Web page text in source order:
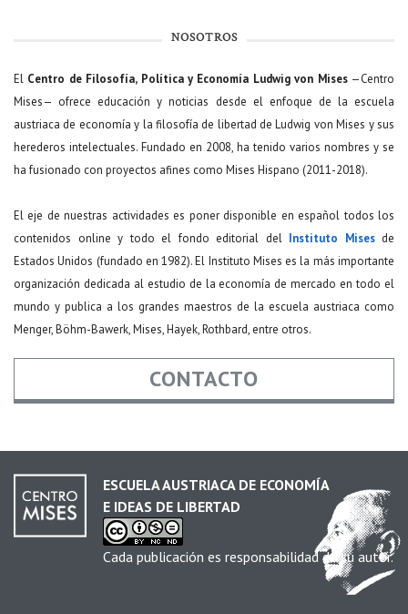
NOSOTROS
El Centro de Filosofía, Política y Economía Ludwig von Mises—Centro
Mises— ofrece educación y noticias desde el enfoque de la escuela
austriaca de economía y la filosofía de libertad de Ludwig von Mises y sus
herederos intelectuales. Fundado en 2008, ha tenido varios nombres y se
ha fusionado con proyectos afines como Mises Hispano (2011-2018).
El eje de nuestras actividades es poner disponible en español todos los
contenidos online y todo el fondo editorial del Instituto Misesde
Estados Unidos (fundado en 1982). El Instituto Mises es la más importante
organización dedicada al estudio de la economía de mercado en todo el
mundo y publica a los grandes maestros de la escuela austriaca como
Menger, Böhm-Bawerk, Mises, Hayek, Rothbard, entre otros.
CONTACTO
Email *
ESCUELA AUSTRIACA DE ECONOMÍA
E IDEAS DE LIBERTAD
Cada publicación es responsabilidad de su autor.